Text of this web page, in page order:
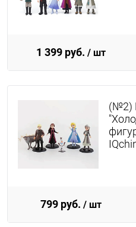
1 399 руб. / шт
(№2)
799 руб. / шт